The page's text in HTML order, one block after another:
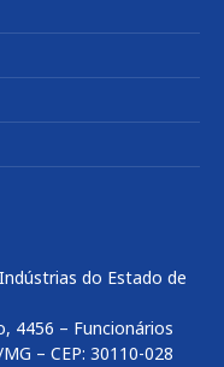
do Estado de
4456 – Funcionários
– CEP: 30110-028